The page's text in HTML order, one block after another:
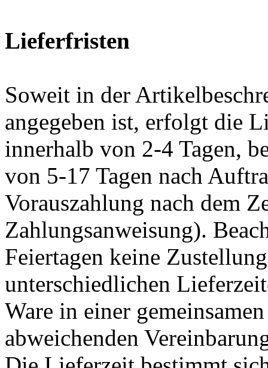
Lieferfristen
Soweit in der
angegeben ist, erfolgt die
innerhalb von 2-4 Tagen,
von 5-17 Tagen nach
Vorauszahlung nach dem
Zahlungsanweisung).
Feiertagen keine
unterschiedlichen
Ware in einer
abweichenden